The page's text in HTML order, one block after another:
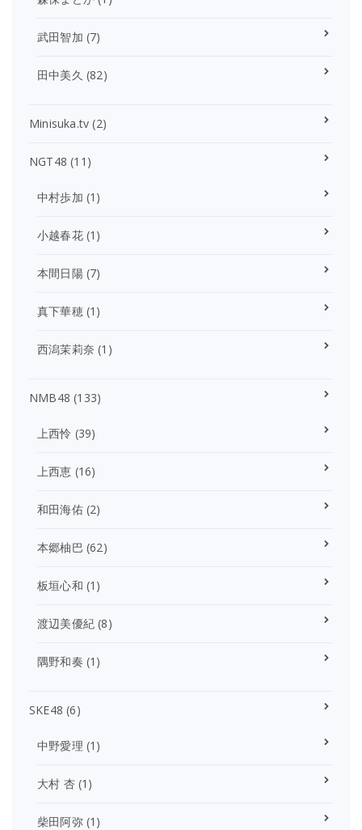
武田智加 (7)
田中美久 (82)
Minisuka.tv (2)
NGT48 (11)
中村歩加 (1)
小越春花(1)
本間日陽(7)
真下華穂(1)
西潟茉莉奈 (1)
NMB48 (133)
上西怜 (39)
上西恵 (16)
和田海佑(2)
本郷柚巴 (62)
板垣心和 (1)
渡辺美優紀 (8)
隅野和奏 (1)
SKE48 (6)
中野愛理 (1)
大村 杏(1)
柴田阿弥(1)